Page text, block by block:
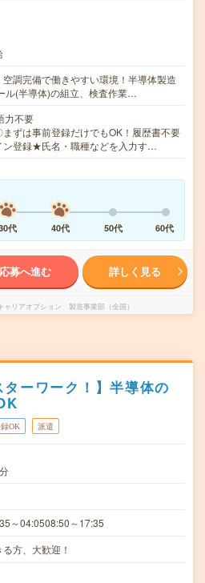
調完備で働きやすい環境！半導体製造
ル(半導体)の組立、検査作業…
力不要
ずは事前登録だけでもOK！履歴書不要
ン登録★氏名・職種などを入力す…
代 40代 50代 60代
応募へ進む 詳しく見る
ャリアオプション 製造事業部（全国）
ターワーク！】半導体の
OK 派遣
～04:0508:50～17:35
方、大歓迎！